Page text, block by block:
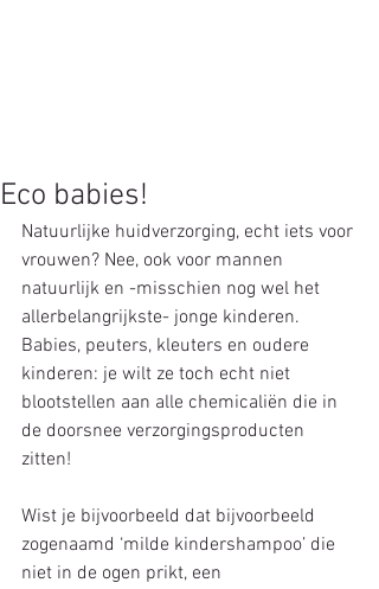
Eco babies!
Natuurlijke huidverzorging, echt iets voor
vrouwen? Nee, ook voor mannen
natuurlijk en -misschien nog wel het
allerbelangrijkste- jonge kinderen.
Babies, peuters, kleuters en oudere
kinderen: je wilt ze toch echt niet
blootstellen aan alle chemicaliën die in
de doorsnee verzorgingsproducten
zitten!
Wist je bijvoorbeeld dat bijvoorbeeld
zogenaamd ‘milde kindershampoo’ die
niet in de ogen prikt, een